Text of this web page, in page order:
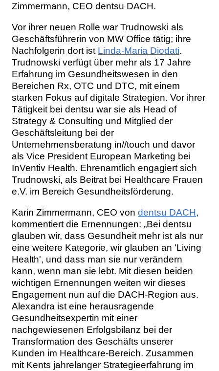
Zimmermann, CEO dentsu DACH.
Vor ihrer neuen Rolle war Trudnowski als
Geschäftsführerin von MW Office tätig; ihre
Nachfolgerin dort ist Linda-Maria Diodati.
Trudnowski verfügt über mehr als 17 Jahre
Erfahrung im Gesundheitswesen in den
Bereichen Rx, OTC und DTC, mit einem
starken Fokus auf digitale Strategien. Vor ihrer
Tätigkeit bei dentsu war sie als Head of
Strategy & Consulting und Mitglied der
Geschäftsleitung bei der
Unternehmensberatung in//touch und davor
als Vice President European Marketing bei
InVentiv Health. Ehrenamtlich engagiert sich
Trudnowski, als Beitrat bei Healthcare Frauen
e.V. im Bereich Gesundheitsförderung.
Karin Zimmermann, CEO von dentsu DACH,
kommentiert die Ernennungen: „Bei dentsu
glauben wir, dass Gesundheit mehr ist als nur
eine weitere Kategorie, wir glauben an 'Living
Health', und dass man sie nur verändern
kann, wenn man sie lebt. Mit diesen beiden
wichtigen Ernennungen weiten wir dieses
Engagement nun auf die DACH-Region aus.
Alexandra ist eine herausragende
Gesundheitsexpertin mit einer
nachgewiesenen Erfolgsbilanz bei der
Transformation des Geschäfts unserer
Kunden im Healthcare-Bereich. Zusammen
mit Kents jahrelanger Strategieerfahrung im